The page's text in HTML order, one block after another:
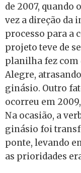
de 2007, quando
vez a direção da
processo para a
projeto teve de
planilha fez com
Alegre,
ginásio. Outro
ocorreu em
Na ocasião, a
ginásio foi
ponte, levando
as prioridades